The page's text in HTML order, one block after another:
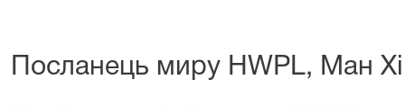
Посланець миру HWPL, Maн Хі